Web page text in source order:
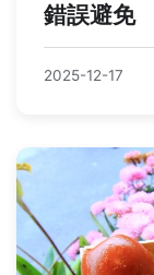
錯誤避免
2025-12-17